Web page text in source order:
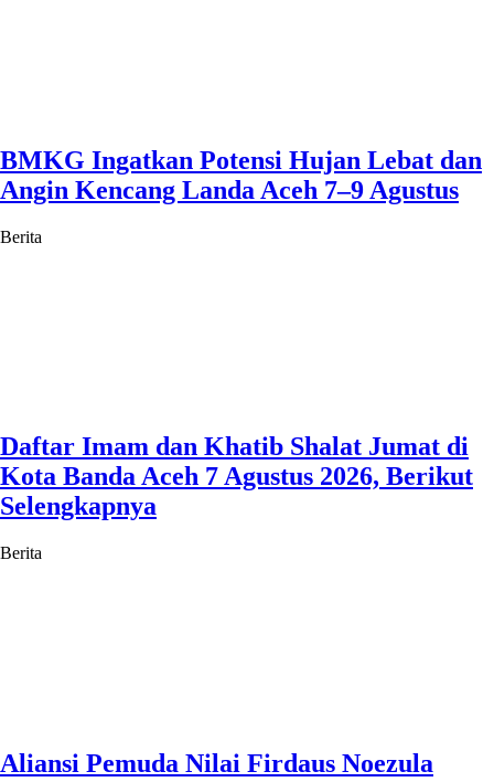
BMKG Ingatkan Potensi Hujan Lebat dan
Angin Kencang Landa Aceh 7–9 Agustus
Berita
Daftar Imam dan Khatib Shalat Jumat di
Kota Banda Aceh 7 Agustus 2026, Berikut
Selengkapnya
Berita
Aliansi Pemuda Nilai Firdaus Noezula